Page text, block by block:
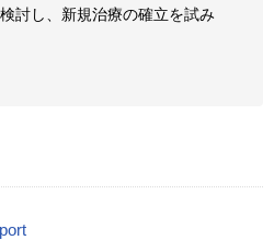
討し、新規治療の確立を試み